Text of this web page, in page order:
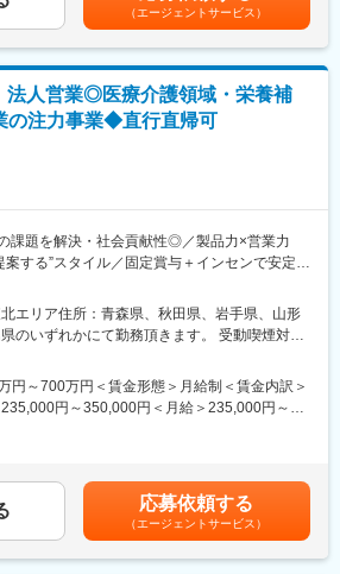
定める業務
はアルバイトである為、店長の仕事はそのアル
か、といったマネジメント業務が中心となり
トの管理・教育・労務管理、店舗・業態改善
など、幅広い業務を担当します。
務マニュアルがあり、様々なバックグラウンド
応力など様々なスキルを学んで頂くことが可能
合わせ、適切なポジションからスタートいた
マネジャー(3店舗管理)、
の店舗を管理いただくポジションを目指し業
す。
ではなく、残業した分だけ残業代が付きま
は20時間相当分の残業した際の年収想定です
安の金額であり、選考を通じて上下する可能
(月額)は固定手当を含めた表記です。
（エージェントサービス）
法人営業◎医療介護領域・栄養補
の注力事業◆直行直帰可
の課題を解決・社会貢献性◎／製品力×営業力
案する”スタイル／固定賞与＋インセンで安定収
休】
品の提案営業となります。
”の観点から解決するためのソリューション提案
や栄養に関する最新の学術情報の提供（診断ツ
る学術情報）
アリングし、症例に応じた提案を実施
エリア住所：青森県、秋田県、岩手県、山形
のいずれかにて勤務頂きます。 受動喫煙対
円～700万円＜賃金形態＞月給制＜賃金内訳＞
円～350,000円＜月給＞235,000円～
は固定部分と変動部分（インセンティブ）で構
■上記に加えて借上社宅制度あり賃金はあくまで
、選考を通じて上下する可能性があります。
当を含めた表記です。
応募依頼する
（エージェントサービス）